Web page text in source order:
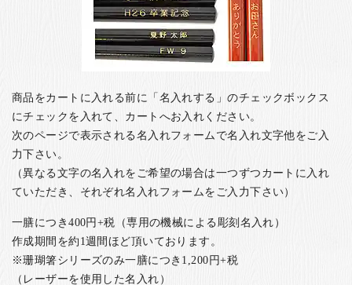
商品をカートに入れる前に「名入れする」のチェックボックス
にチェックを入れて、カートへお入れください。
次のページで表示される名入れフォームで名入れ文字他をご入
力下さい。
（異なる文字の名入れをご希望の場合は一つずつカートに入れ
ていただき、それぞれ名入れフォームをご入力下さい）
一膳につき400円+税（専用の機械による彫刻名入れ）
作成期間を約1週間ほど頂いております。
※珊瑚箸シリーズのみ一膳につき1,200円+税
（レーザーを使用した名入れ）